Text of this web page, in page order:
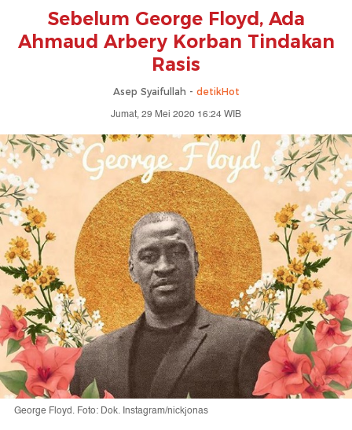
Sebelum George Floyd, Ada
Ahmaud Arbery Korban Tindakan
Rasis
Asep Syaifullah - detikHot
Jumat, 29 Mei 2020 16:24 WIB
George Floyd. Foto: Dok. Instagram/nickjonas